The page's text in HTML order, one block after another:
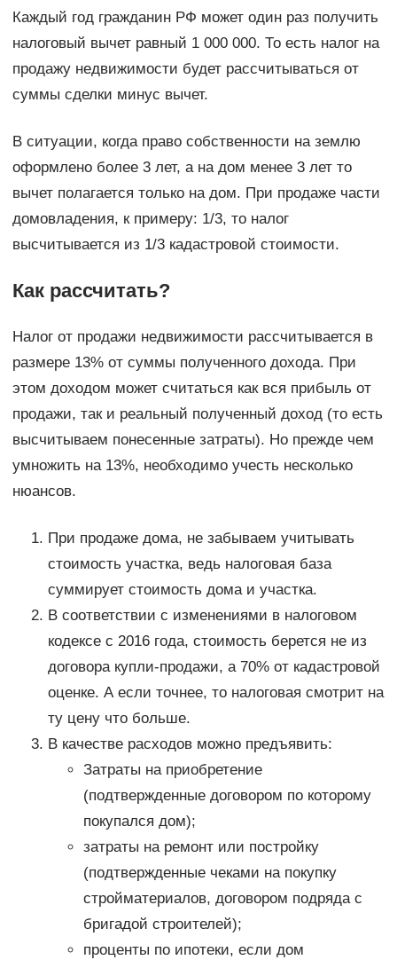
Каждый год гражданин РФ может один раз получить
налоговый вычет равный 1 000 000. То есть налог на
продажу недвижимости будет рассчитываться от
суммы сделки минус вычет.
В ситуации, когда право собственности на землю
оформлено более 3 лет, а на дом менее 3 лет то
вычет полагается только на дом. При продаже части
домовладения, к примеру: 1/3, то налог
высчитывается из 1/3 кадастровой стоимости.
Как рассчитать?
Налог от продажи недвижимости рассчитывается в
размере 13% от суммы полученного дохода. При
этом доходом может считаться как вся прибыль от
продажи, так и реальный полученный доход (то есть
высчитываем понесенные затраты). Но прежде чем
умножить на 13%, необходимо учесть несколько
нюансов.
При продаже дома, не забываем учитывать
стоимость участка, ведь налоговая база
суммирует стоимость дома и участка.
В соответствии с изменениями в налоговом
кодексе с 2016 года, стоимость берется не из
договора купли-продажи, а 70% от кадастровой
оценке. А если точнее, то налоговая смотрит на
ту цену что больше.
В качестве расходов можно предъявить:
Затраты на приобретение
(подтвержденные договором по которому
покупался дом);
затраты на ремонт или постройку
(подтвержденные чеками на покупку
стройматериалов, договором подряда с
бригадой строителей);
проценты по ипотеки, если дом